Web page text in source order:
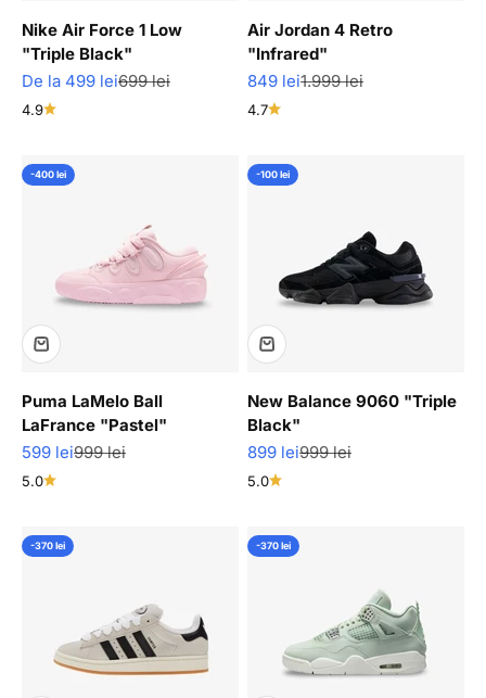
Nike Air Force 1 Low
"Triple Black"
Pret redus
De la 499 leiPret normal
699 lei
4.9
Air Jordan 4 Retro
"Infrared"
Pret redus
849 leiPret normal
1.999 lei
4.7
-400 lei
Puma LaMelo Ball
LaFrance "Pastel"
Pret redus
599 leiPret normal
999 lei
5.0
-100 lei
New Balance 9060 "Triple
Black"
Pret redus
899 leiPret normal
999 lei
5.0
-370 lei -370 lei